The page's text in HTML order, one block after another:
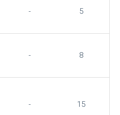
- 5
- 8
- 15